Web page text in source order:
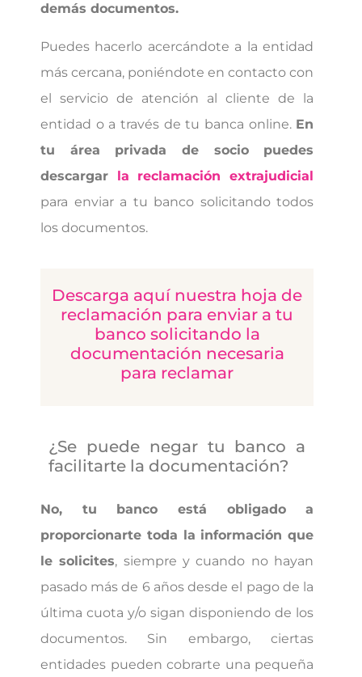
demás documentos.
Puedes hacerlo acercándote a la entidad
más cercana, poniéndote en contacto con
el servicio de atención al cliente de la
entidad o a través de tu banca online. En
tu área privada de socio puedes
descargar la reclamación extrajudicial
para enviar a tu banco solicitando todos
los documentos.
Descarga aquí nuestra hoja de
reclamación para enviar a tu
banco solicitando la
documentación necesaria
para reclamar
¿Se puede negar tu banco a
facilitarte la documentación?
No, tu banco está obligado a
proporcionarte toda la información que
le solicites, siempre y cuando no hayan
pasado más de 6 años desde el pago de la
última cuota y/o sigan disponiendo de los
documentos. Sin embargo, ciertas
entidades pueden cobrarte una pequeña